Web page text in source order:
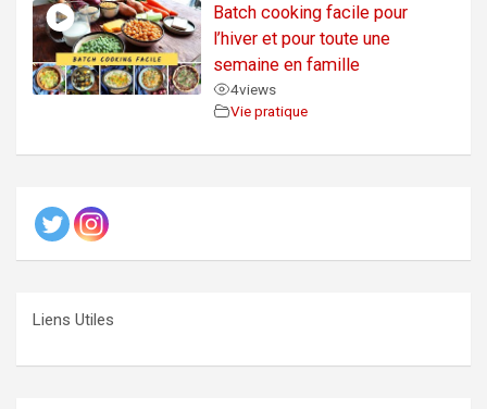
Batch cooking facile pour
l’hiver et pour toute une
semaine en famille
4views
Vie pratique
Liens Utiles